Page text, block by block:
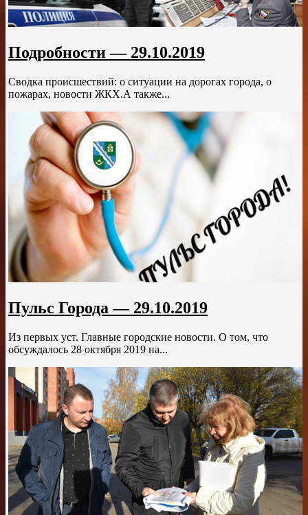
Подробности — 29.10.2019
Сводка происшествий: о ситуации на дорогах города, о
пожарах, новости ЖКХ.А также...
Пульс Города — 29.10.2019
Из первых уст. Главные городские новости. О том, что
обсуждалось 28 октября 2019 на...